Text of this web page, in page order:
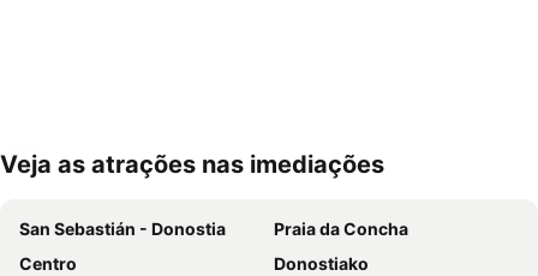
Ampliar mapa
Veja as atrações nas imediações
San Sebastián - Donostia
Praia da Concha
Centro
Donostiako